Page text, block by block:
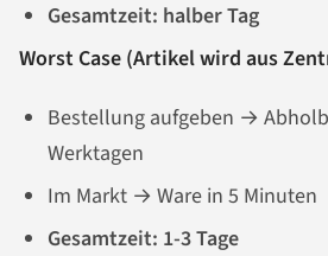
Gesamtzeit: halber Tag
Worst Case (Artikel wird aus
Bestellung aufgeben →
Werktagen
Im Markt → Ware in 5 Minuten
Gesamtzeit: 1-3 Tage